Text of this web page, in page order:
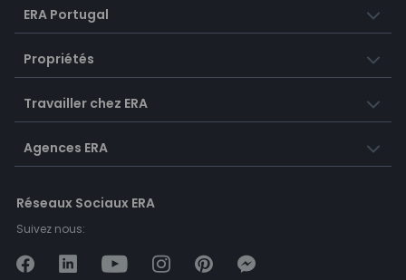
ERA Portugal
Propriétés
Travailler chez ERA
Agences ERA
Réseaux Sociaux ERA
Suivez nous: